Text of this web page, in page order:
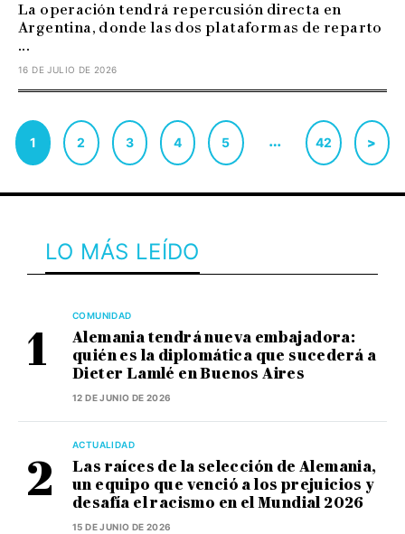
La operación tendrá repercusión directa en
Argentina, donde las dos plataformas de reparto
...
16 DE JULIO DE 2026
1 2 3 4 5 … 42 >
LO MÁS LEÍDO
COMUNIDAD
Alemania tendrá nueva embajadora:
quién es la diplomática que sucederá a
Dieter Lamlé en Buenos Aires
12 DE JUNIO DE 2026
ACTUALIDAD
Las raíces de la selección de Alemania,
un equipo que venció a los prejuicios y
desafía el racismo en el Mundial 2026
15 DE JUNIO DE 2026